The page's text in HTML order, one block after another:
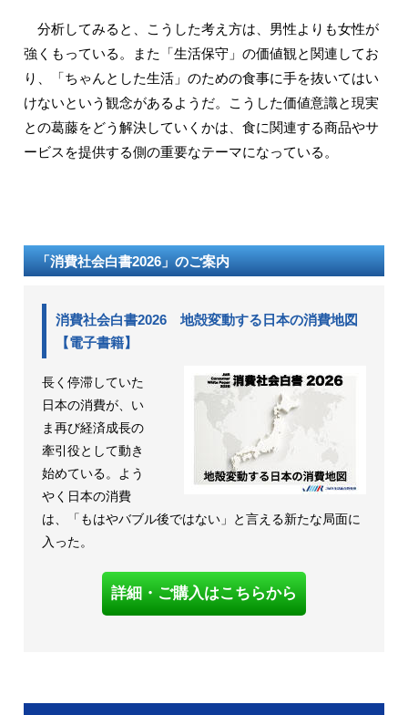
分析してみると、こうした考え方は、男性よりも女性が
強くもっている。また「生活保守」の価値観と関連してお
り、「ちゃんとした生活」のための食事に手を抜いてはい
けないという観念があるようだ。こうした価値意識と現実
との葛藤をどう解決していくかは、食に関連する商品やサ
ービスを提供する側の重要なテーマになっている。
「消費社会白書2026」のご案内
消費社会白書2026 地殻変動する日本の消費地図
【電子書籍】
長く停滞していた
日本の消費が、い
ま再び経済成長の
牽引役として動き
始めている。よう
やく日本の消費
は、「もはやバブル後ではない」と言える新たな局面に
入った。
詳細・ご購入はこちらから